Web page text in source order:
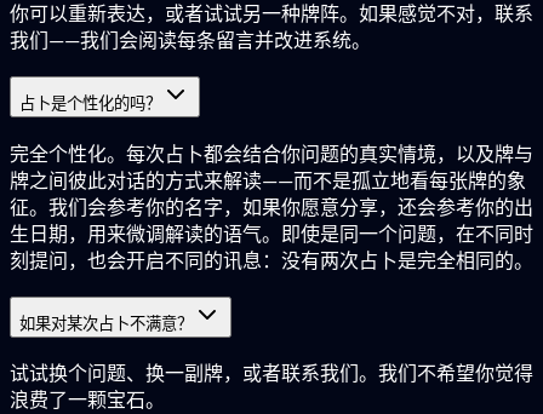
你可以重新表达，或者试试另一种牌阵。如果感觉不对，联系
我们——我们会阅读每条留言并改进系统。
占卜是个性化的吗？
完全个性化。每次占卜都会结合你问题的真实情境，以及牌与
牌之间彼此对话的方式来解读——而不是孤立地看每张牌的象
征。我们会参考你的名字，如果你愿意分享，还会参考你的出
生日期，用来微调解读的语气。即使是同一个问题，在不同时
刻提问，也会开启不同的讯息：没有两次占卜是完全相同的。
如果对某次占卜不满意？
试试换个问题、换一副牌，或者联系我们。我们不希望你觉得
浪费了一颗宝石。